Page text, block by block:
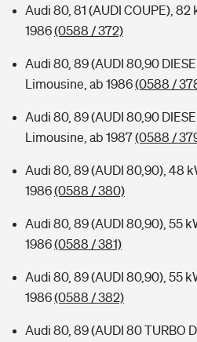
Audi 80, 81 (AUDI COUPE), 82
1986(0588 / 372)
Audi 80, 89 (AUDI 80,90
Limousine, ab 1986(0588 /
Audi 80, 89 (AUDI 80,90
Limousine, ab 1987(0588 /
Audi 80, 89 (AUDI 80,90), 48
1986(0588 / 380)
Audi 80, 89 (AUDI 80,90), 55
1986(0588 / 381)
Audi 80, 89 (AUDI 80,90), 55
1986(0588 / 382)
Audi 80, 89 (AUDI 80 TURBO